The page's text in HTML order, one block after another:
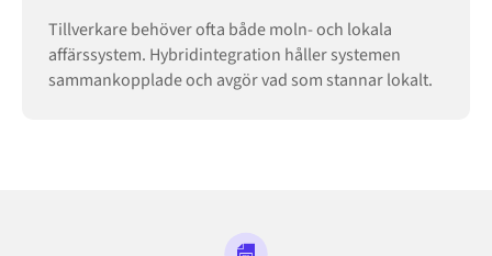
Tillverkare behöver ofta både moln- och lokala
affärssystem. Hybridintegration håller systemen
sammankopplade och avgör vad som stannar lokalt.